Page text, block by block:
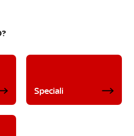
Speciali